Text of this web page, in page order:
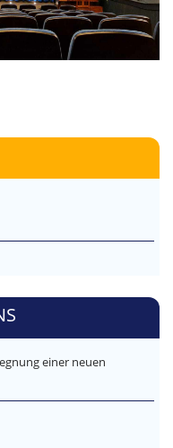
einer neuen